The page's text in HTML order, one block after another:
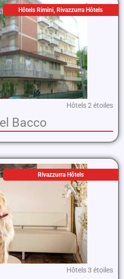
Hôtels Rimini ,Rivazzurra Hôtels
Hôtels 2 étoiles
Bacco
Rivazzurra Hôtels
Hôtels 3 étoiles